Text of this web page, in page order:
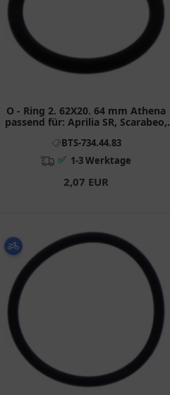
O - Ring 2. 62X20. 64 mm Athena
passend für: Aprilia SR, Scarabeo,
BTS-734.44.83
✅ 1-3 Werktage
2,07 EUR